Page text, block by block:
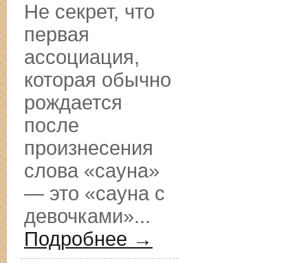
Не секрет, что
первая
ассоциация,
которая обычно
рождается
после
произнесения
слова «сауна»
— это «сауна с
девочками»...
Подробнее →